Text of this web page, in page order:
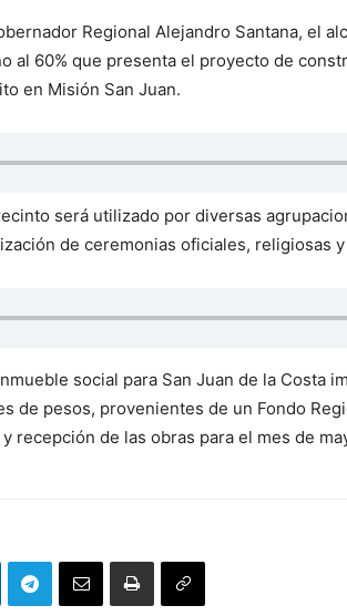
Regional Alejandro Santana, el
al 60% que presenta el proyecto de
en Misión San Juan.
será utilizado por diversas
de ceremonias oficiales, religiosas
social para San Juan de la Costa
de pesos, provenientes de un Fondo
recepción de las obras para el mes de